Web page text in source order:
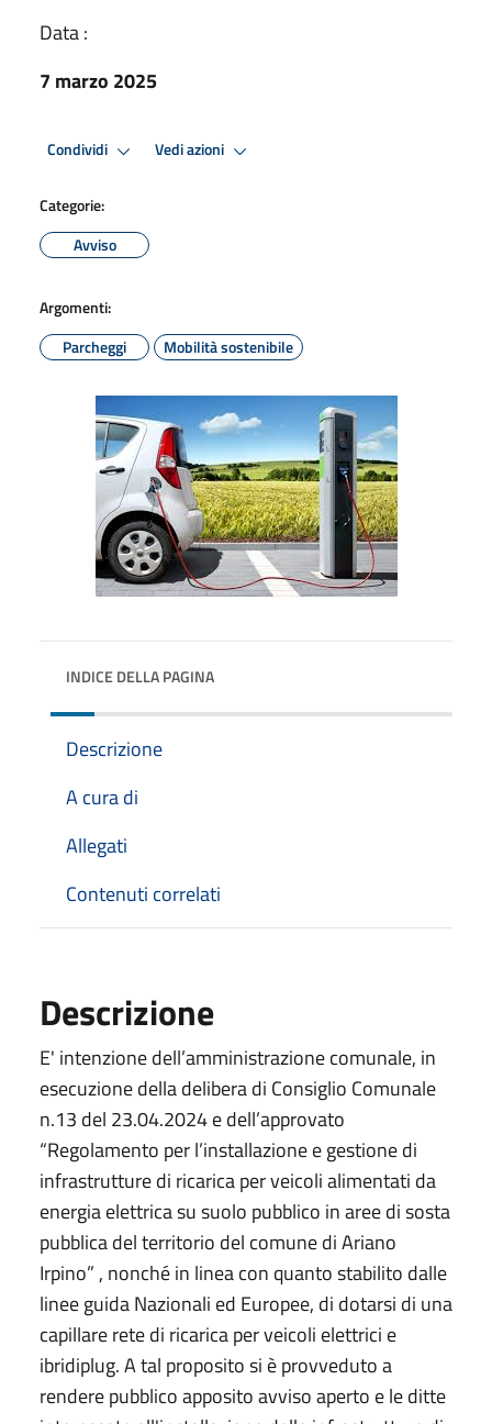
Data :
7 marzo 2025
Condividi Vedi azioni
Categorie:
Avviso
Argomenti:
Parcheggi
Mobilità sostenibile
INDICE DELLA PAGINA
Descrizione
A cura di
Allegati
Contenuti correlati
Descrizione
E' intenzione dell’amministrazione comunale, in
esecuzione della delibera di Consiglio Comunale
n.13 del 23.04.2024 e dell’approvato
“Regolamento per l’installazione e gestione di
infrastrutture di ricarica per veicoli alimentati da
energia elettrica su suolo pubblico in aree di sosta
pubblica del territorio del comune di Ariano
Irpino” , nonché in linea con quanto stabilito dalle
linee guida Nazionali ed Europee, di dotarsi di una
capillare rete di ricarica per veicoli elettrici e
ibridiplug. A tal proposito si è provveduto a
rendere pubblico apposito avviso aperto e le ditte